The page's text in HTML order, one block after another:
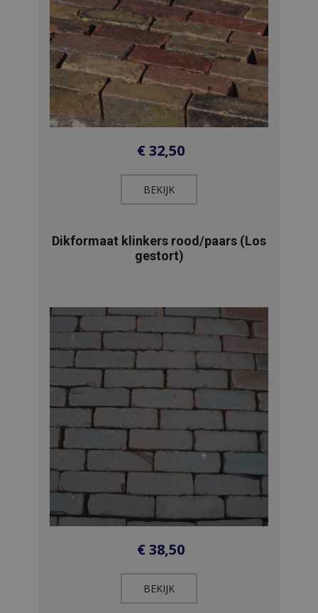
€32,50
BEKIJK​
Dikformaat klinkers rood/paars (Los
gestort)
€38,50
BEKIJK​